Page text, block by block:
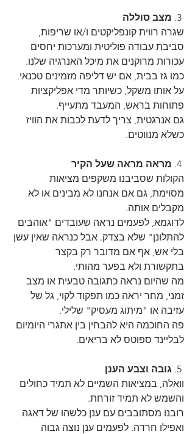
מצב סוללה
שגרה רווית קונפליקטים ו/או שריפות,
סביבת עבודה פוליטית ומערכות יחסים
עכורות מרוקנים את מיכל האנרגיה שלנו.
כמו גז בבית, אם יש דליפה מזמינים טכנאי.
על אותו משקל, כשיותר מדי אפליקציות
פתוחות בראש, המעבד מתעייף.
גם אנרגטית, צריך לדעת לכבות את הוויז
כשלא מנווטים.
מראה מראה שעל הקיר
הקולות שסביבנו משקפים מציאות
מסוימת, גם אם אנחנו לא מבינים או לא
מקבלים אותה.
לדוגמא, לפעמים נראה שעובדים "אוהבים
להתלונן" שלא בצדק. אבל כנראה שאין עשן
בלי אש, אף אם מדובר רק בקצר
בתקשורת ולא בפער מהותי.
מה שהיום נראה כתגובה טבעית או מצב
זמני, מחר יראה כמו תפקוד לקוי, גל של
עזיבה או "מיתוג מעסיק" שלילי.
פה החוכמה היא להבחין בין אתגרי היומיום
לבליינד ספוטס לא בריאים.
גובה וצבע הענן
וואלה, במציאות השמיים לא תמיד כחולים
והשמש לא תמיד זורחת.
רובנו מסתובבים עם ענן כלשהו של דאגה
ואפילו חרדה. לפעמים ענן נוצה גבוה